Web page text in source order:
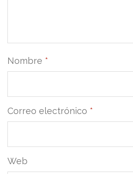
Nombre *
Correo electrónico *
Web